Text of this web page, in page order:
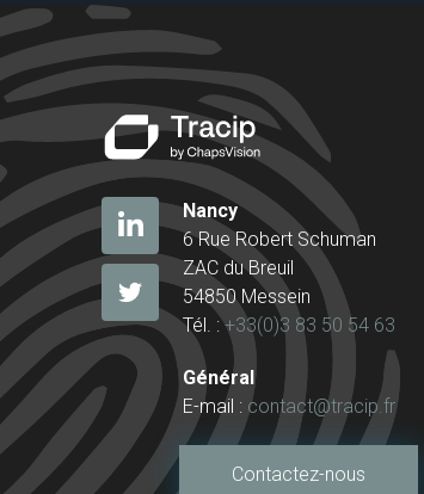
Nancy
6 Rue Robert Schuman
ZAC du Breuil
54850 Messein
Tél. :+33(0)3 83 50 54 63
Général
E-mail : contact@tracip.fr
Contactez-nous